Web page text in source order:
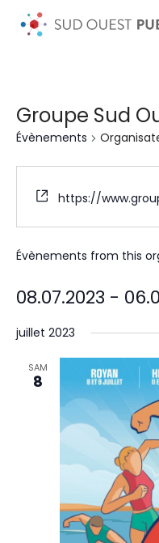
Groupe Sud
Évènements
https://
Évènements from this
08.07.2023 -
une
date.
juillet 2023
SAM
8